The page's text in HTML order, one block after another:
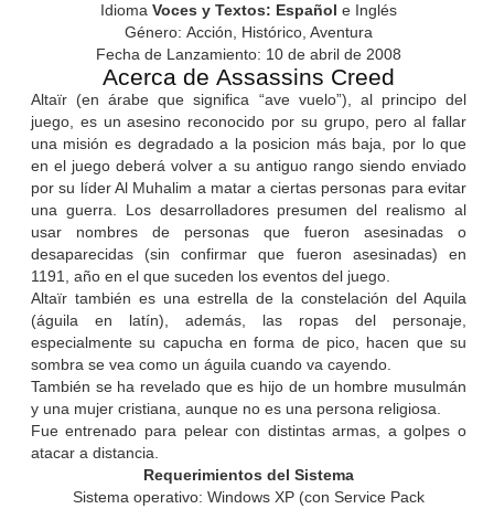
Idioma Voces y Textos: Español e Inglés
Género: Acción, Histórico, Aventura
Fecha de Lanzamiento: 10 de abril de 2008
Acerca de Assassins Creed
Altaïr (en árabe que significa “ave vuelo”), al principo del
juego, es un asesino reconocido por su grupo, pero al fallar
una misión es degradado a la posicion más baja, por lo que
en el juego deberá volver a su antiguo rango siendo enviado
por su líder Al Muhalim a matar a ciertas personas para evitar
una guerra. Los desarrolladores presumen del realismo al
usar nombres de personas que fueron asesinadas o
desaparecidas (sin confirmar que fueron asesinadas) en
1191, año en el que suceden los eventos del juego.
Altaïr también es una estrella de la constelación del Aquila
(águila en latín), además, las ropas del personaje,
especialmente su capucha en forma de pico, hacen que su
sombra se vea como un águila cuando va cayendo.
También se ha revelado que es hijo de un hombre musulmán
y una mujer cristiana, aunque no es una persona religiosa.
Fue entrenado para pelear con distintas armas, a golpes o
atacar a distancia.
Requerimientos del Sistema
Sistema operativo: Windows XP (con Service Pack